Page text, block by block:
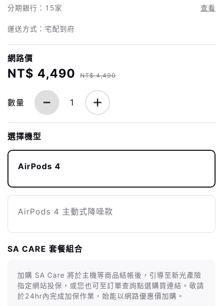
分期銀行： 15家 查看
運送方式：宅配到府
網路價
NT$ 4,490 NT$ 4,490
數量 1
選擇機型
AirPods 4
AirPods 4 主動式降噪款
SA CARE 套餐組合
加購 SA Care 將於主機等商品結帳後，引導至新光產險
指定網站投保，或您也可至訂單查詢點選購買連結。敬請
於24hr內完成加保作業，始能以網路優惠價加購。